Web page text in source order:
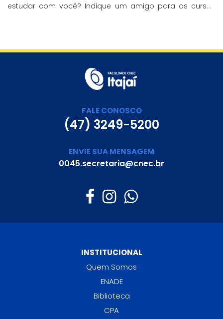
estudar com você? Indique um amigo para os cursos
FALE CONOSCO
(47) 3249-5200
ENVIE SUA MENSAGEM
0045.secretaria@cnec.br
INSTITUCIONAL
Quem Somos
ENADE
Biblioteca
CPA